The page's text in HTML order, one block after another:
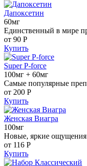
Дапоксетин
60мг
Единственный в мире
от 90 Р
Купить
Super P-force
100мг + 60мг
Самые популярные
от 200 Р
Купить
Женская Виагра
100мг
Новые, яркие
от 116 Р
Купить